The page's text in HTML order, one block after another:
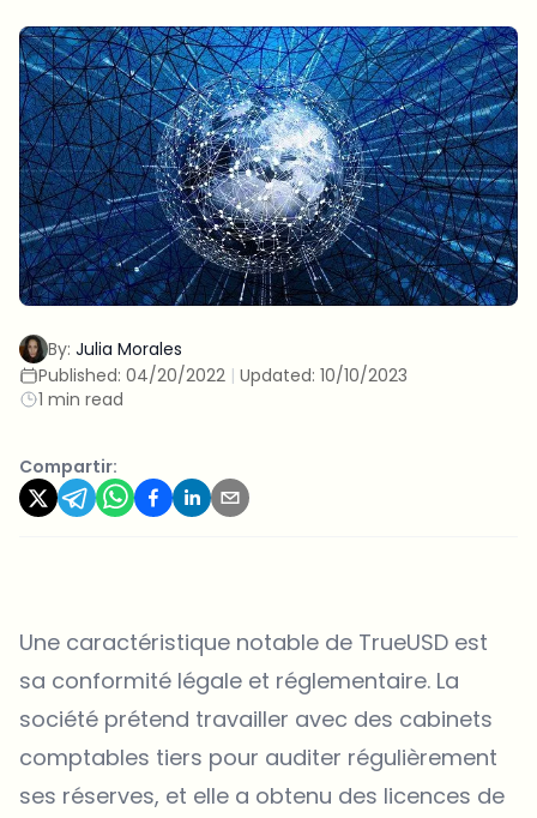
By: Julia Morales
Published: 04/20/2022 | Updated: 10/10/2023
1 min read
Compartir:
Une caractéristique notable de TrueUSD est
sa conformité légale et réglementaire. La
société prétend travailler avec des cabinets
comptables tiers pour auditer régulièrement
ses réserves, et elle a obtenu des licences de